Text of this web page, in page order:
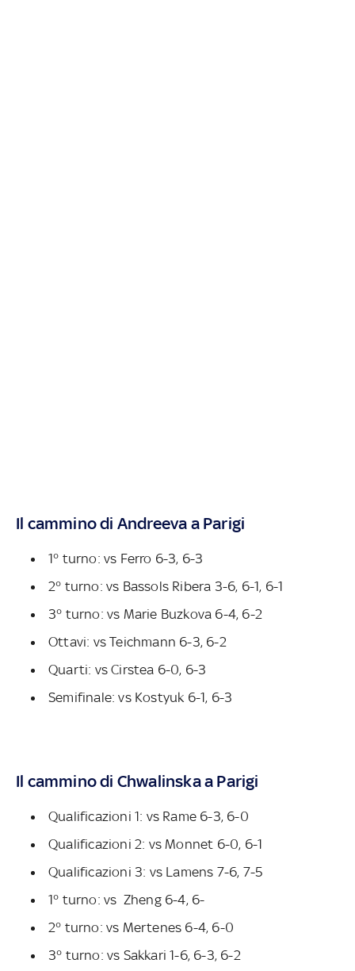
Il cammino di Andreeva a Parigi
1° turno: vs Ferro 6-3, 6-3
2° turno: vs Bassols Ribera 3-6, 6-1, 6-1
3° turno: vs Marie Buzkova 6-4, 6-2
Ottavi: vs Teichmann 6-3, 6-2
Quarti: vs Cirstea 6-0, 6-3
Semifinale: vs Kostyuk 6-1, 6-3
Il cammino di Chwalinska a Parigi
Qualificazioni 1: vs Rame 6-3, 6-0
Qualificazioni 2: vs Monnet 6-0, 6-1
Qualificazioni 3: vs Lamens 7-6, 7-5
1° turno: vs Zheng 6-4, 6-
2° turno: vs Mertenes 6-4, 6-0
3° turno: vs Sakkari 1-6, 6-3, 6-2